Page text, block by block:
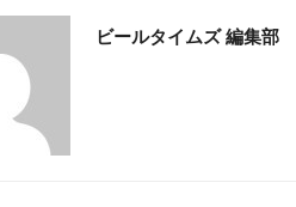
ビールタイムズ 編集部